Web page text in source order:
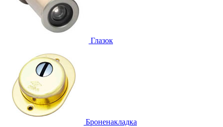
Глазок
Броненакладка